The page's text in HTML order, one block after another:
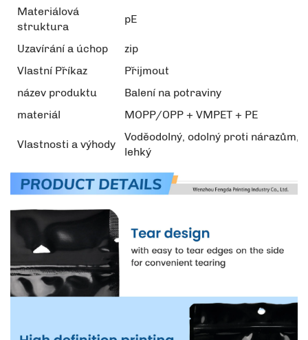
Materiálová
struktura
pE
Uzavírání a úchop
zip
Vlastní Příkaz
Přijmout
název produktu
Balení na potraviny
materiál
MOPP/OPP + VMPET + PE
Vlastnosti a výhody
Voděodolný, odolný proti nárazům,
lehký